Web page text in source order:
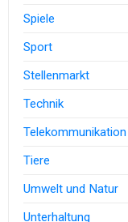
Spiele
Sport
Stellenmarkt
Technik
Telekommunikation
Tiere
Umwelt und Natur
Unterhaltung